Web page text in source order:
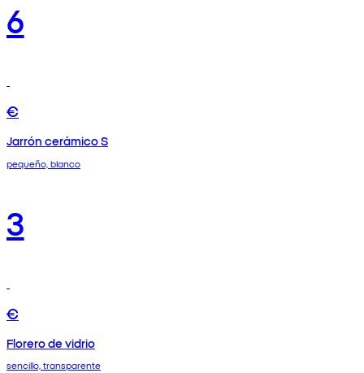
6
€
Jarrón cerámico S
pequeño, blanco
3
€
Florero de vidrio
sencillo, transparente